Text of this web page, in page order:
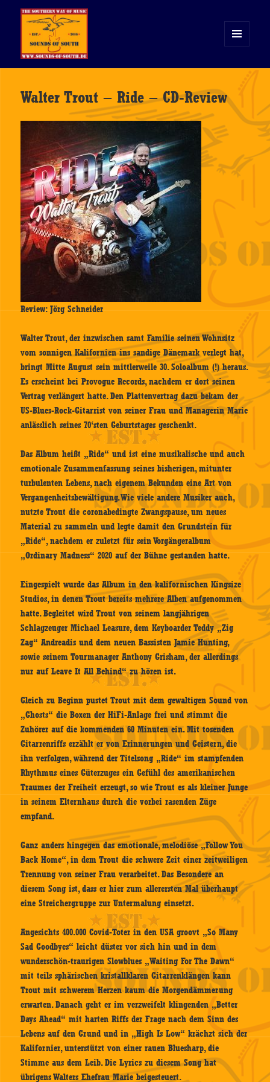
WIDGETS
Walter Trout – Ride – CD-Review
Review: Jörg Schneider
Walter Trout, der inzwischen samt Familie seinen Wohnsitz
vom sonnigen Kalifornien ins sandige Dänemark verlegt hat,
bringt Mitte August sein mittlerweile 30. Soloalbum (!) heraus.
Es erscheint bei Provogue Records, nachdem er dort seinen
Vertrag verlängert hatte. Den Plattenvertrag dazu bekam der
US-Blues-Rock-Gitarrist von seiner Frau und Managerin Marie
anlässlich seines 70‘sten Geburtstages geschenkt.
Das Album heißt „Ride“ und ist eine musikalische und auch
emotionale Zusammenfassung seines bisherigen, mitunter
turbulenten Lebens, nach eigenem Bekunden eine Art von
Vergangenheitsbewältigung. Wie viele andere Musiker auch,
nutzte Trout die coronabedingte Zwangspause, um neues
Material zu sammeln und legte damit den Grundstein für
„Ride“, nachdem er zuletzt für sein Vorgängeralbum
„Ordinary Madness“ 2020 auf der Bühne gestanden hatte.
Eingespielt wurde das Album in den kalifornischen Kingsize
Studios, in denen Trout bereits mehrere Alben aufgenommen
hatte. Begleitet wird Trout von seinem langjährigen
Schlagzeuger Michael Leasure, dem Keyboarder Teddy „Zig
Zag“ Andreadis und dem neuen Bassisten Jamie Hunting,
sowie seinem Tourmanager Anthony Grisham, der allerdings
nur auf Leave It All Behind“ zu hören ist.
Gleich zu Beginn pustet Trout mit dem gewaltigen Sound von
„Ghosts“ die Boxen der HiFi-Anlage frei und stimmt die
Zuhörer auf die kommenden 60 Minuten ein. Mit tosenden
Gitarrenriffs erzählt er von Erinnerungen und Geistern, die
ihn verfolgen, während der Titelsong „Ride“ im stampfenden
Rhythmus eines Güterzuges ein Gefühl des amerikanischen
Traumes der Freiheit erzeugt, so wie Trout es als kleiner Junge
in seinem Elternhaus durch die vorbei rasenden Züge
empfand.
Ganz anders hingegen das emotionale, melodiöse „Follow You
Back Home“, in dem Trout die schwere Zeit einer zeitweiligen
Trennung von seiner Frau verarbeitet. Das Besondere an
diesem Song ist, dass er hier zum allerersten Mal überhaupt
eine Streichergruppe zur Untermalung einsetzt.
Angesichts 400.000 Covid-Toter in den USA groovt „So Many
Sad Goodbyes“ leicht düster vor sich hin und in dem
wunderschön-traurigen Slowblues „Waiting For The Dawn“
mit teils sphärischen kristallklaren Gitarrenklängen kann
Trout mit schwerem Herzen kaum die Morgendämmerung
erwarten. Danach geht er im verzweifelt klingenden „Better
Days Ahead“ mit harten Riffs der Frage nach dem Sinn des
Lebens auf den Grund und in „High Is Low“ krächzt sich der
Kalifornier, unterstützt von einer rauen Bluesharp, die
Stimme aus dem Leib. Die Lyrics zu diesem Song hat
übrigens Walters Ehefrau Marie beigesteuert.